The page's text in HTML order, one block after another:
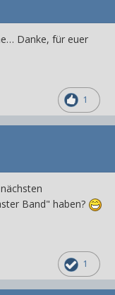
Danke, für euer
1
Band" haben?
1